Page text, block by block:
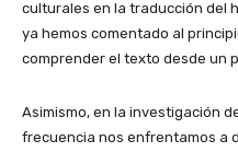
culturales en la traducción del
ya hemos comentado al
comprender el texto desde un
Asimismo, en la investigación
frecuencia nos enfrentamos a